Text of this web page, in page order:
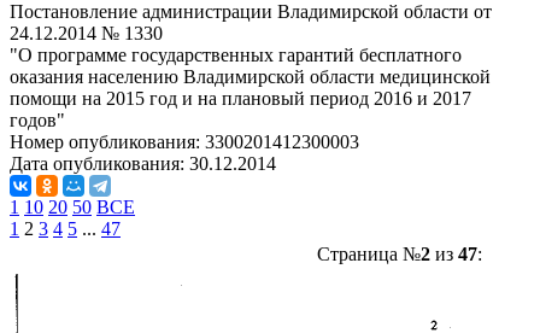
Постановление администрации Владимирской области от
24.12.2014 № 1330
"О программе государственных гарантий бесплатного
оказания населению Владимирской области медицинской
помощи на 2015 год и на плановый период 2016 и 2017
годов"
Номер опубликования: 3300201412300003
Дата опубликования: 30.12.2014
1 10 20 50 ВСЕ
1 2 3 4 5 ... 47
Страница №2из 47: